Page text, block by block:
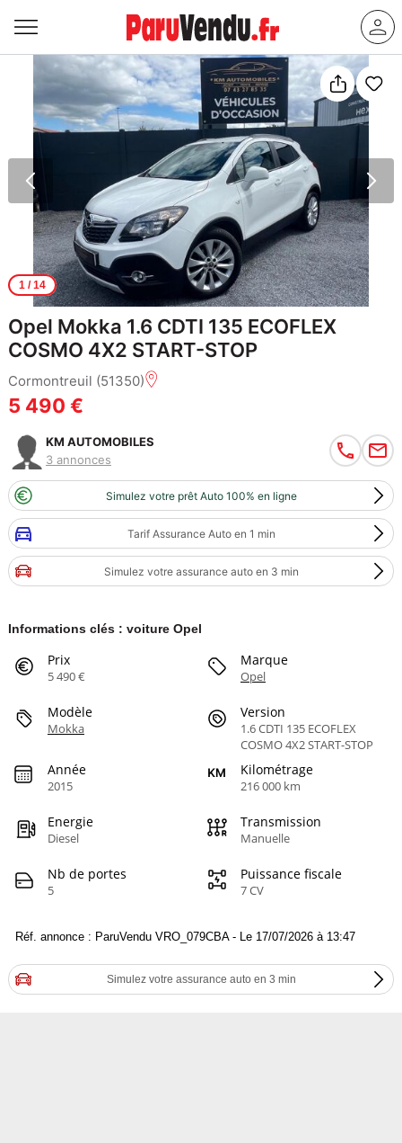
1/ 14
Opel Mokka 1.6 CDTI 135 ECOFLEX
COSMO 4X2 START-STOP
Cormontreuil (51350)
5 490 €
KM AUTOMOBILES
3 annonces
Simulez votre prêt Auto 100% en ligne
Tarif Assurance Auto en 1 min
Simulez votre assurance auto en 3 min
Informations clés : voiture Opel
Prix
5 490 €
Marque
Opel
Modèle
Mokka
Version
1.6 CDTI 135 ECOFLEX
COSMO 4X2 START-STOP
Année
2015
Kilométrage
216 000 km
Energie
Diesel
Transmission
Manuelle
Nb de portes
5
Puissance fiscale
7 CV
Réf. annonce : ParuVendu VRO_079CBA - Le 17/07/2026 à 13:47
Simulez votre assurance auto en 3 min